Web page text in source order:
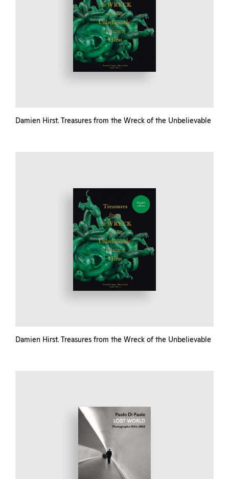
Damien Hirst. Treasures from the Wreck of the Unbelievable
Damien Hirst. Treasures from the Wreck of the Unbelievable